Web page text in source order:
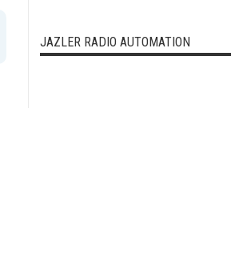
JAZLER RADIO AUTOMATION